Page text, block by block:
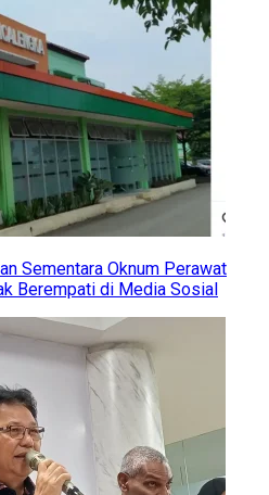
Sementara Oknum Perawat
Berempati di Media Sosial